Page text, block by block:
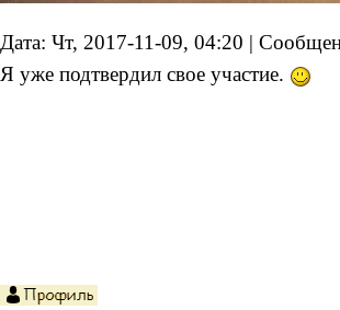
Дата: Чт, 2017-11-09, 04:20 |
Я уже подтвердил свое участие.